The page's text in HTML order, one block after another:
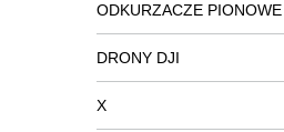
ODKURZACZE PIONOWE
DRONY DJI
X